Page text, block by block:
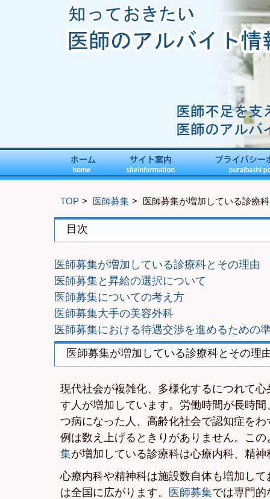
TOP 医師募集 医師募集が増加している診療
目次
医師募集が増加している診療科とその理由
医師募集と昇給の選択について
医師募集についての考え方
医師募集大手の美容外科
医師募集における待遇交渉を進めるための
医師募集が増加している診療科とその理
現代社会が複雑化、多様化するにつれて
す人が増加しています。労働時間が長時
つ病になった人、高齢化社会で認知症を
例は数え上げるときりがありません。この
集が増加している診療科は心療内科、精神
心療内科や精神科は施設数自体も増加し
は全国に広がります。
医師募集では専門的